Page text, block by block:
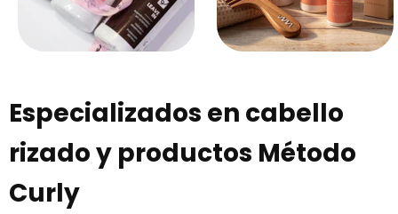
Especializados en cabello
rizado y productos Método
Curly